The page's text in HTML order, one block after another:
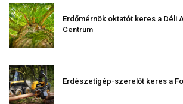
Erdőmérnök oktatót keres a Déli
Centrum
Erdészetigép-szerelőt keres a